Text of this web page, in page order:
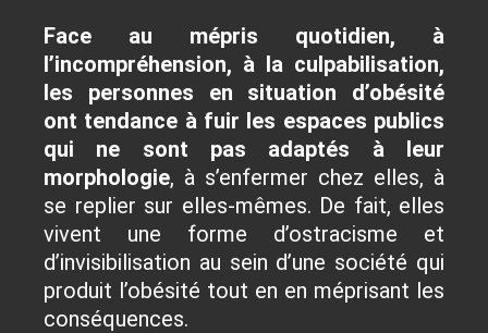
Face au mépris quotidien, à
l’incompréhension, à la culpabilisation,
les personnes en situation d’obésité
ont tendance à fuir les espaces publics
qui ne sont pas adaptés à leur
morphologie, à s’enfermer chez elles, à
se replier sur elles-mêmes. De fait, elles
vivent une forme d’ostracisme et
d’invisibilisation au sein d’une société qui
produit l’obésité tout en en méprisant les
conséquences.